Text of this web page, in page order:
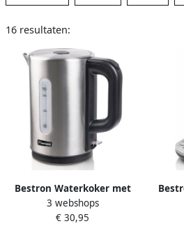
wensen voldoet. Denk bijvoorbeeld aan
meer over de voordelen van Bestron
modellen je kunt vinden op onze website.
16 resultaten:
Bestron Waterkoker met
360° basis & tot 1.7 Liter
capaciteit automatische
3 webshops
€ 30,95